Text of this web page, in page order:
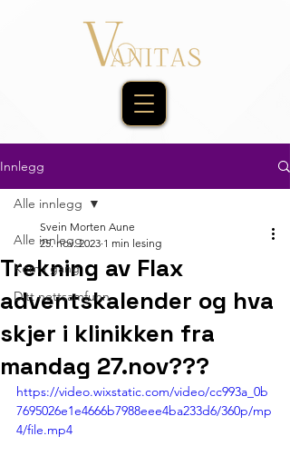
Innlegg
Alle innlegg
Kom i gang
Ditt nettsamfunn
Alle innlegg
Trekning av Flax
adventskalender og hva
skjer i klinikken fra
mandag 27.nov???
Svein Morten Aune
25. nov. 2023 1 min lesing
https://video.wixstatic.com/video/cc993a_0b
7695026e1e4666b7988eee4ba233d6/360p/mp
4/file.mp4